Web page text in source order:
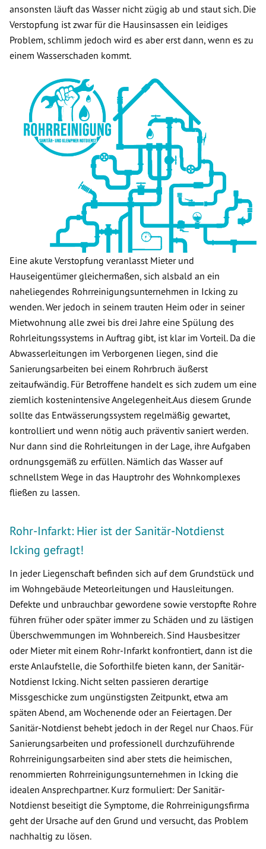
ansonsten läuft das Wasser nicht zügig ab und staut sich. Die
Verstopfung ist zwar für die Hausinsassen ein leidiges
Problem, schlimm jedoch wird es aber erst dann, wenn es zu
einem Wasserschaden kommt.
Eine akute Verstopfung veranlasst Mieter und
Hauseigentümer gleichermaßen, sich alsbald an ein
naheliegendes Rohrreinigungsunternehmen in Icking zu
wenden. Wer jedoch in seinem trauten Heim oder in seiner
Mietwohnung alle zwei bis drei Jahre eine Spülung des
Rohrleitungssystems in Auftrag gibt, ist klar im Vorteil. Da die
Abwasserleitungen im Verborgenen liegen, sind die
Sanierungsarbeiten bei einem Rohrbruch äußerst
zeitaufwändig. Für Betroffene handelt es sich zudem um eine
ziemlich kostenintensive Angelegenheit.Aus diesem Grunde
sollte das Entwässerungssystem regelmäßig gewartet,
kontrolliert und wenn nötig auch präventiv saniert werden.
Nur dann sind die Rohrleitungen in der Lage, ihre Aufgaben
ordnungsgemäß zu erfüllen. Nämlich das Wasser auf
schnellstem Wege in das Hauptrohr des Wohnkomplexes
fließen zu lassen.
Rohr-Infarkt: Hier ist der Sanitär-Notdienst
Icking gefragt!
In jeder Liegenschaft befinden sich auf dem Grundstück und
im Wohngebäude Meteorleitungen und Hausleitungen.
Defekte und unbrauchbar gewordene sowie verstopfte Rohre
führen früher oder später immer zu Schäden und zu lästigen
Überschwemmungen im Wohnbereich. Sind Hausbesitzer
oder Mieter mit einem Rohr-Infarkt konfrontiert, dann ist die
erste Anlaufstelle, die Soforthilfe bieten kann, der Sanitär-
Notdienst Icking. Nicht selten passieren derartige
Missgeschicke zum ungünstigsten Zeitpunkt, etwa am
späten Abend, am Wochenende oder an Feiertagen. Der
Sanitär-Notdienst behebt jedoch in der Regel nur Chaos. Für
Sanierungsarbeiten und professionell durchzuführende
Rohrreinigungsarbeiten sind aber stets die heimischen,
renommierten Rohrreinigungsunternehmen in Icking die
idealen Ansprechpartner. Kurz formuliert: Der Sanitär-
Notdienst beseitigt die Symptome, die Rohrreinigungsfirma
geht der Ursache auf den Grund und versucht, das Problem
nachhaltig zu lösen.